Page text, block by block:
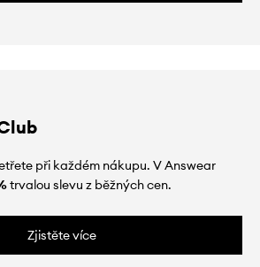
při každém nákupu. V Answear
trvalou slevu z běžných cen.
Zjistěte více